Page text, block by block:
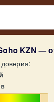
KZN —